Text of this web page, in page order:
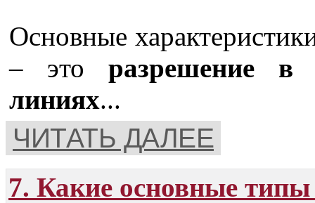
Основные
– это разрешение в
линиях...
ЧИТАТЬ ДАЛЕЕ
7. Какие основные